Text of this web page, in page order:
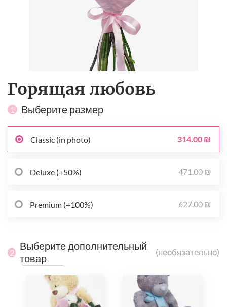
Горящая любовь
1 Выберите размер
Classic (in photo) 314.00 ₪
Deluxe (+50%) 471.00 ₪
Premium (+100%) 627.00 ₪
2
Выберите дополнительный
товар
(необязательно)